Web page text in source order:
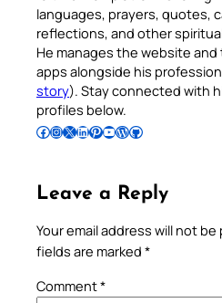
languages, prayers, quotes,
reflections, and other
He manages the website
apps alongside his
story). Stay connected with
profiles below.
Follow Pradeep on Facebook Follow Pradeep on InstagramFollow Pradeep on X Follow Pradeep on LinkedIn Follow Pradeep on Pinterest Subscribe to Pradeep’s Youtube Channel Follow Pradeep on WordPress Follow Pradeep on GitHub
Leave a Reply
Your email address will not
fields are marked *
Comment*